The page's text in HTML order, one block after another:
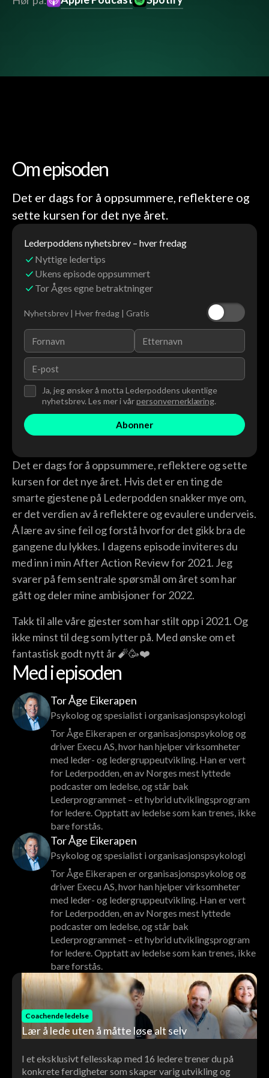
Om episoden
Det er dags for å oppsummere, reflektere og
sette kursen for det nye året.
Lederpoddens nyhetsbrev – hver fredag
Nyttige ledertips
Ukens episode oppsummert
Tor Åges egne betraktninger
Nyhetsbrev | Hver fredag | Gratis
Ja, jeg ønsker å motta Lederpoddens ukentlige
nyhetsbrev. Les mer i vårpersonvernerklæring.
Det er dags for å oppsummere, reflektere og sette
kursen for det nye året. Hvis det er en ting de
smarte gjestene på Lederpodden snakker mye om,
er det verdien av å reflektere og evaulere underveis.
Å lære av sine feil og forstå hvorfor det gikk bra de
gangene du lykkes. I dagens episode inviteres du
med inn i min After Action Review for 2021. Jeg
svarer på fem sentrale spørsmål om året som har
gått og deler mine ambisjoner for 2022.
Takk til alle våre gjester som har stilt opp i 2021. Og
ikke minst til deg som lytter på. Med ønske om et
fantastisk godt nytt år 🧨🥳❤️
Med i episoden
Tor Åge Eikerapen
Psykolog og spesialist i organisasjonspsykologi
Tor Åge Eikerapen er organisasjonspsykolog og
driver Execu AS, hvor han hjelper virksomheter
med leder- og ledergruppeutvikling. Han er vert
for Lederpodden, en av Norges mest lyttede
podcaster om ledelse, og står bak
Lederprogrammet – et hybrid utviklingsprogram
for ledere. Opptatt av ledelse som kan trenes, ikke
bare forstås.
Tor Åge Eikerapen
Psykolog og spesialist i organisasjonspsykologi
Tor Åge Eikerapen er organisasjonspsykolog og
driver Execu AS, hvor han hjelper virksomheter
med leder- og ledergruppeutvikling. Han er vert
for Lederpodden, en av Norges mest lyttede
podcaster om ledelse, og står bak
Lederprogrammet – et hybrid utviklingsprogram
for ledere. Opptatt av ledelse som kan trenes, ikke
bare forstås.
Coachende ledelse
Lær å lede uten å måtte løse alt selv
I et eksklusivt fellesskap med 16 ledere trener du på
konkrete ferdigheter som skaper varig utvikling og